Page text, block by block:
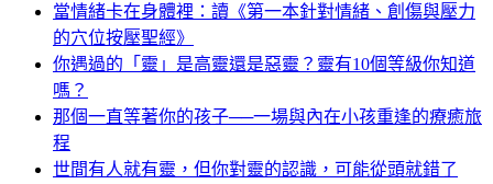
當情緒卡在身體裡：讀《第一本針對情緒、創傷與壓力
的穴位按壓聖經》
你遇過的「靈」是高靈還是惡靈？靈有10個等級你知道
嗎？
那個一直等著你的孩子──一場與內在小孩重逢的療癒旅
程
世間有人就有靈，但你對靈的認識，可能從頭就錯了